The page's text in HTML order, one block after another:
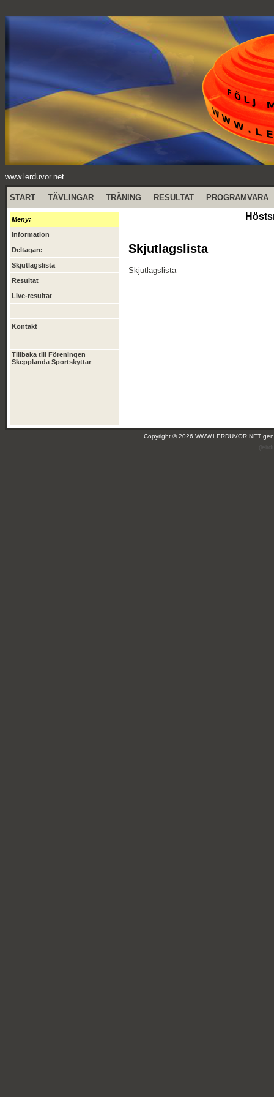
www.lerduvor.net
START TÄVLINGAR TRÄNING RESULTAT PROGRAMVARA
Meny:
Information
Deltagare
Skjutlagslista
Resultat
Live-resultat
Kontakt
Tillbaka till Föreningen
Skepplanda Sportskyttar
Skjutlagslista
Skjutlagslista
Copyright © 2026 WWW.LERDUVOR.NET